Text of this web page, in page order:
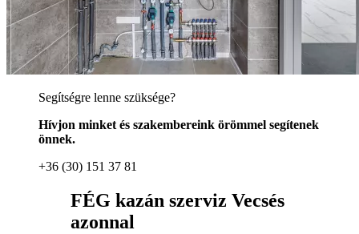
Segítségre lenne szüksége?
Hívjon minket és szakembereink örömmel segítenek
önnek.
+36 (30) 151 37 81
FÉG kazán szerviz Vecsés
azonnal